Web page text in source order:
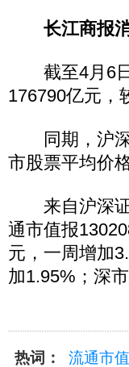
长江商报
截至4月6日
176790亿元，
同期，沪深
市股票平均价
来自沪深证
通市值报
元，一周增加
加1.95%；深
热词： 流通市值